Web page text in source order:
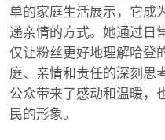
单的家庭生活展示，它成
递亲情的方式。她通过日
仅让粉丝更好地理解哈登
庭、亲情和责任的深刻思
公众带来了感动和温暖，
民的形象。